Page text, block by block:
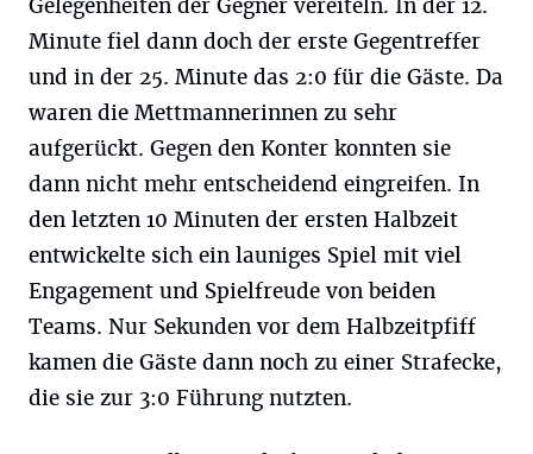
Gelegenheiten der Gegner vereiteln. In der 12.
Minute fiel dann doch der erste Gegentreffer
und in der 25. Minute das 2:0 für die Gäste. Da
waren die Mettmannerinnen zu sehr
aufgerückt. Gegen den Konter konnten sie
dann nicht mehr entscheidend eingreifen. In
den letzten 10 Minuten der ersten Halbzeit
entwickelte sich ein launiges Spiel mit viel
Engagement und Spielfreude von beiden
Teams. Nur Sekunden vor dem Halbzeitpfiff
kamen die Gäste dann noch zu einer Strafecke,
die sie zur 3:0 Führung nutzten.